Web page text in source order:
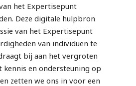
het Expertisepunt
Deze digitale hulpbron
van het Expertisepunt
van individuen te
bij aan het vergroten
kennis en ondersteuning op
zetten we ons in voor een